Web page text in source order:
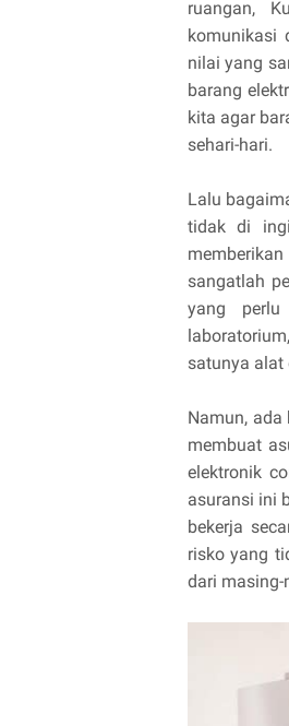
ruangan,
komunikasi
nilai yang
barang
kita agar
sehari-hari.
Lalu
tidak di
sangatlah
yang perlu
satunya alat
Namun,
membuat
elektronik
asuransi ini
bekerja
risko yang
dari